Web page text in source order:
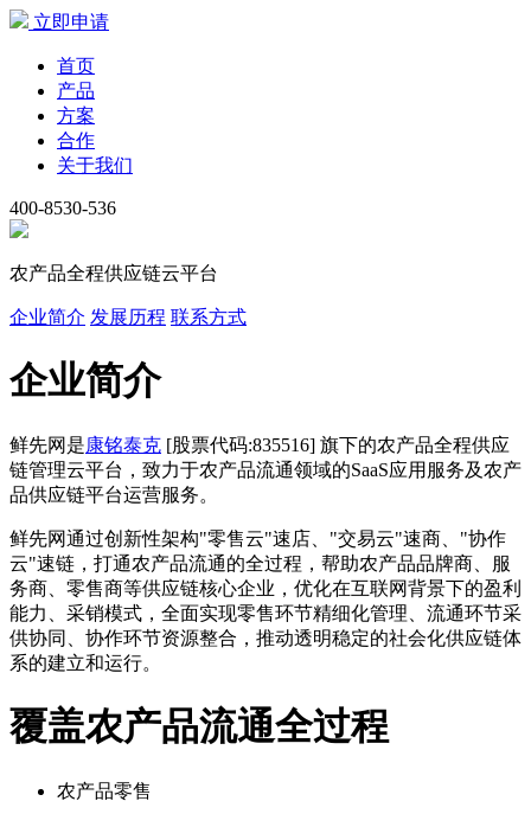
立即申请
首页
产品
方案
合作
关于我们
400-8530-536
农产品全程供应链云平台
企业简介 发展历程 联系方式
企业简介
鲜先网是康铭泰克 [股票代码:835516] 旗下的农产品全程供应
链管理云平台，致力于农产品流通领域的SaaS应用服务及农产
品供应链平台运营服务。
鲜先网通过创新性架构"零售云"速店、"交易云"速商、"协作
云"速链，打通农产品流通的全过程，帮助农产品品牌商、服
务商、零售商等供应链核心企业，优化在互联网背景下的盈利
能力、采销模式，全面实现零售环节精细化管理、流通环节采
供协同、协作环节资源整合，推动透明稳定的社会化供应链体
系的建立和运行。
覆盖农产品流通全过程
农产品零售